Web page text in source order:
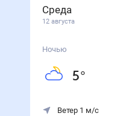
Среда
12 августа
Ночью
5°
Ветер 1 м/с